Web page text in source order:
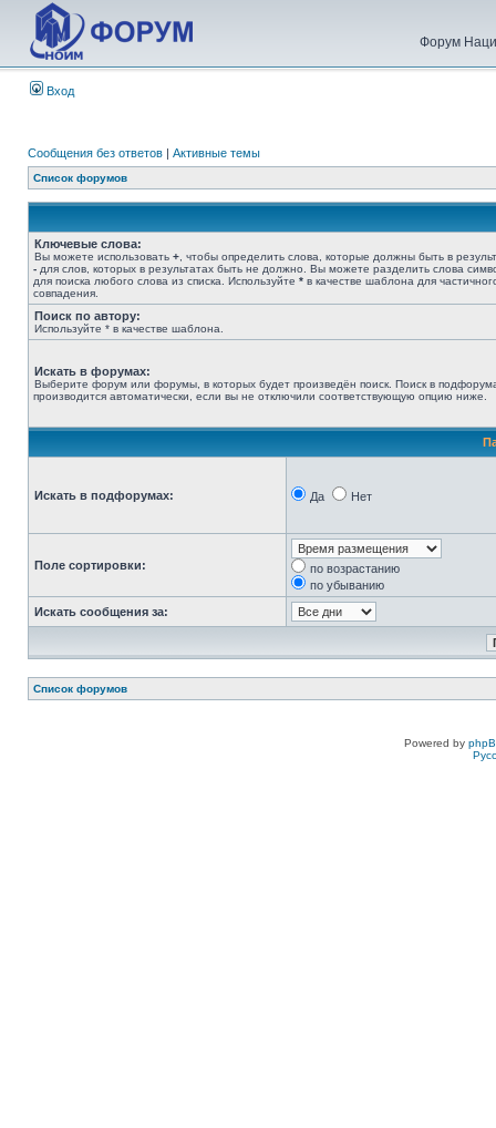
Форум
Вход
Сообщения без ответов | Активные темы
Список форумов
Ключевые слова:
Вы можете использовать + , чтобы определить слова, которые должны быть в
- для слов, которых в результатах быть не должно. Вы можете разделить слова
для поиска любого слова из списка. Используйте * в качестве шаблона для
совпадения.
Поиск по автору:
Используйте * в качестве шаблона.
Искать в форумах:
Выберите форум или форумы, в которых будет произведён поиск. Поиск в
производится автоматически, если вы не отключили соответствующую опцию ниже.
Искать в подфорумах: Да Нет
Поле сортировки:
по возрастанию
по убыванию
Искать сообщения за:
Список форумов
Powered by